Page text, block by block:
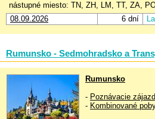
nástupné miesto: TN, ZH, LM, TT, ZA,
08.09.2026
6 dní
Rumunsko - Sedmohradsko a
Rumunsko
- Poznávacie
- Kombinované